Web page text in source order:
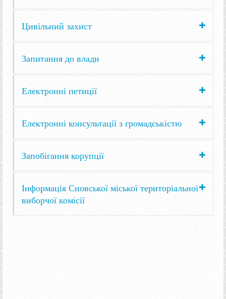
Цивільний захист
Запитання до влади
Електронні петиції
Електронні консультації з громадськістю
Запобігання корупції
Інформація Сновської міської територіальної
виборчої комісії